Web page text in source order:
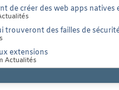
de créer des web apps natives
trouveront des failles de
extensions
Actualités